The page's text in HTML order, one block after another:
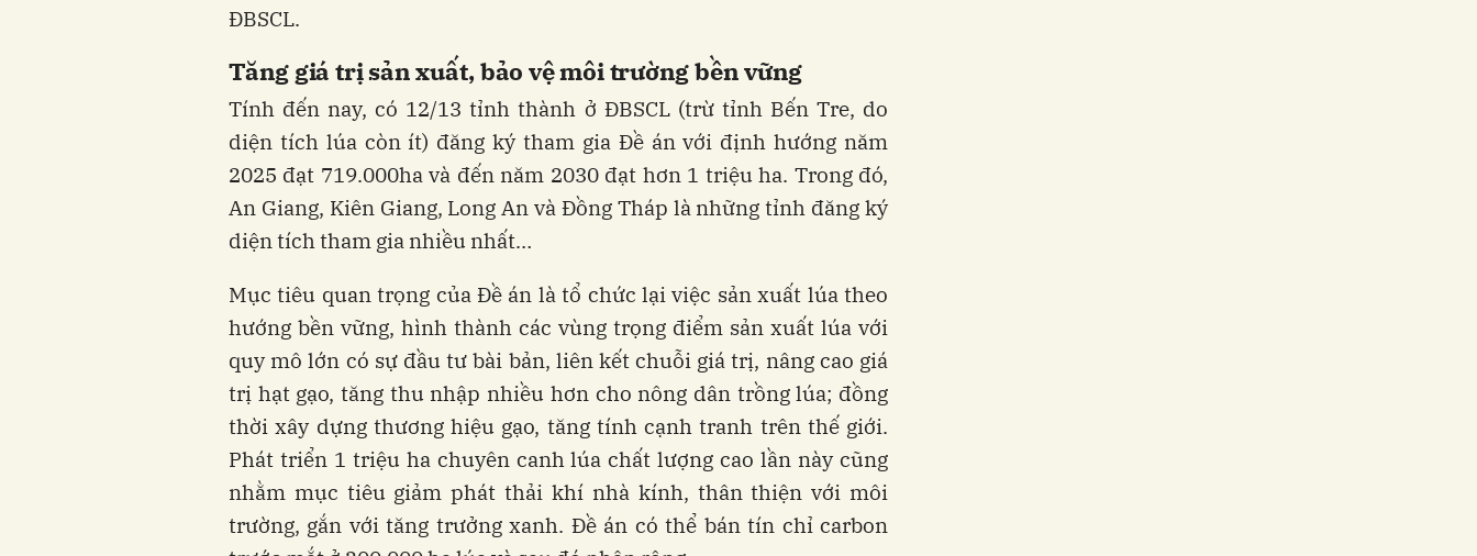
ĐBSCL.
Tăng giá trị sản xuất, bảo vệ môi trường bền vững
Tính đến nay, có 12/13 tỉnh thành ở ĐBSCL (trừ tỉnh Bến Tre, do
diện tích lúa còn ít) đăng ký tham gia Đề án với định hướng năm
2025 đạt 719.000ha và đến năm 2030 đạt hơn 1 triệu ha. Trong đó,
An Giang, Kiên Giang, Long An và Đồng Tháp là những tỉnh đăng ký
diện tích tham gia nhiều nhất…
Mục tiêu quan trọng của Đề án là tổ chức lại việc sản xuất lúa theo
hướng bền vững, hình thành các vùng trọng điểm sản xuất lúa với
quy mô lớn có sự đầu tư bài bản, liên kết chuỗi giá trị, nâng cao giá
trị hạt gạo, tăng thu nhập nhiều hơn cho nông dân trồng lúa; đồng
thời xây dựng thương hiệu gạo, tăng tính cạnh tranh trên thế giới.
Phát triển 1 triệu ha chuyên canh lúa chất lượng cao lần này cũng
nhằm mục tiêu giảm phát thải khí nhà kính, thân thiện với môi
trường, gắn với tăng trưởng xanh. Đề án có thể bán tín chỉ carbon